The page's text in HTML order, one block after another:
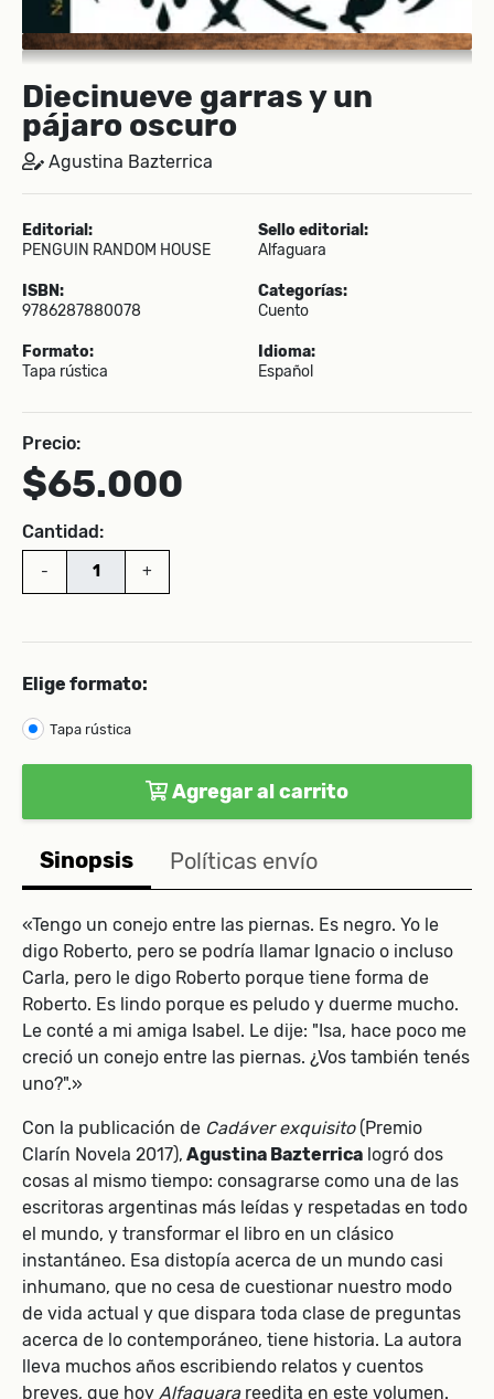
Diecinueve garras y un
pájaro oscuro
Agustina Bazterrica
Editorial:
PENGUIN RANDOM HOUSE
Sello editorial:
Alfaguara
ISBN:
9786287880078
Categorías:
Cuento
Formato:
Tapa rústica
Idioma:
Español
Precio:
$65.000
Cantidad:
- +
Elige formato:
Tapa rústica
Agregar al carrito
Sinopsis Políticas envío
«Tengo un conejo entre las piernas. Es negro. Yo le
digo Roberto, pero se podría llamar Ignacio o incluso
Carla, pero le digo Roberto porque tiene forma de
Roberto. Es lindo porque es peludo y duerme mucho.
Le conté a mi amiga Isabel. Le dije: "Isa, hace poco me
creció un conejo entre las piernas. ¿Vos también tenés
uno?".»
Con la publicación de Cadáver exquisito (Premio
Clarín Novela 2017), Agustina Bazterrica logró dos
cosas al mismo tiempo: consagrarse como una de las
escritoras argentinas más leídas y respetadas en todo
el mundo, y transformar el libro en un clásico
instantáneo. Esa distopía acerca de un mundo casi
inhumano, que no cesa de cuestionar nuestro modo
de vida actual y que dispara toda clase de preguntas
acerca de lo contemporáneo, tiene historia. La autora
lleva muchos años escribiendo relatos y cuentos
breves, que hoy Alfaguarareedita en este volumen.